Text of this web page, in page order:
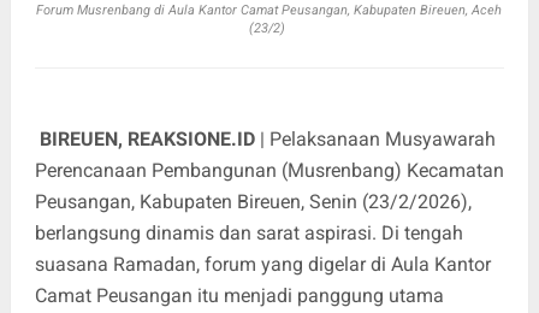
Forum Musrenbang di Aula Kantor Camat Peusangan, Kabupaten Bireuen, Aceh
(23/2)
BIREUEN, REAKSIONE.ID| Pelaksanaan Musyawarah
Perencanaan Pembangunan (Musrenbang) Kecamatan
Peusangan, Kabupaten Bireuen, Senin (23/2/2026),
berlangsung dinamis dan sarat aspirasi. Di tengah
suasana Ramadan, forum yang digelar di Aula Kantor
Camat Peusangan itu menjadi panggung utama